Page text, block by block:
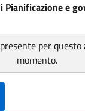
Pianificazione e
per questo
momento.